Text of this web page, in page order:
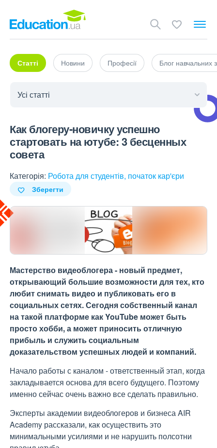
Статті Новини Професії Блог навчальних
Как блогеру-новичку успешно
стартовать на ютубе: 3 бесценных
совета
Категорія: Робота для студентів, початок кар'єри
Зберегти
Мастерство видеоблогера - новый предмет,
открывающий большие возможности для тех, кто
любит снимать видео и публиковать его в
социальных сетях. Сегодня собственный канал
на такой платформе как YouTube может быть
просто хобби, а может приносить отличную
прибыль и служить социальным
доказательством успешных людей и компаний.
Начало работы с каналом - ответственный этап, когда
закладывается основа для всего будущего. Поэтому
именно сейчас очень важно все сделать правильно.
Эксперты академии видеоблогеров и бизнеса AIR
Academy рассказали, как осуществить это
минимальными усилиями и не нарушить полсотни